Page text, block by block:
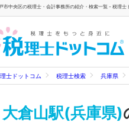
市中央区の税理士・会計事務所の紹介・検索一覧 - 税理士
士ドットコム 税理士検索 兵庫県
大倉山駅(兵庫県)